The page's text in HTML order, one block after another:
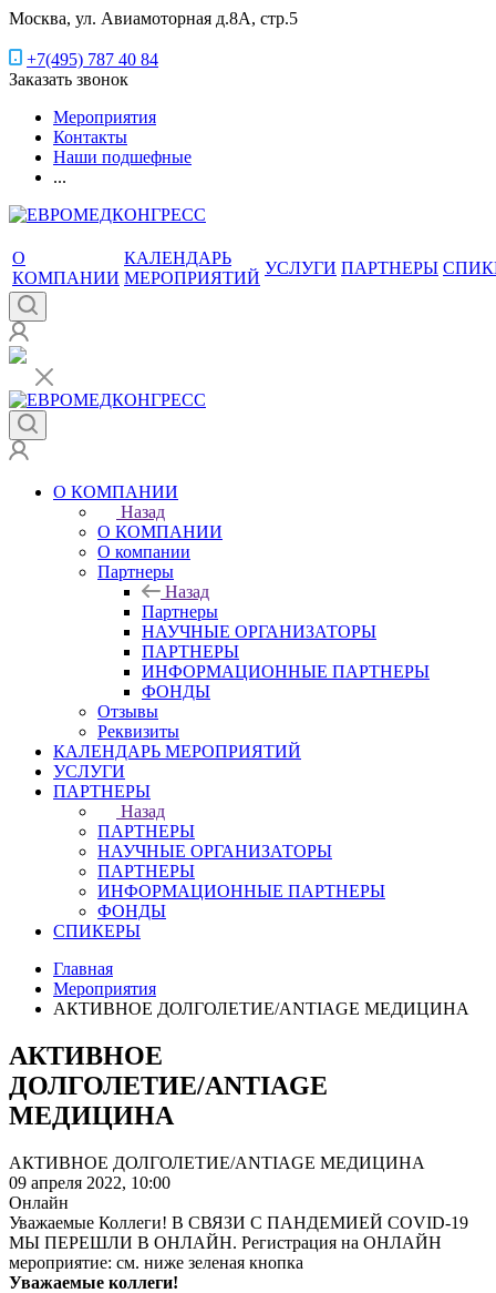
Москва, ул. Авиамоторная д.8А, стр.5
+7(495) 787 40 84
Заказать звонок
Мероприятия
Контакты
Наши подшефные
...
О
КОМПАНИИ
КАЛЕНДАРЬ
МЕРОПРИЯТИЙ
УСЛУГИ ПАРТНЕРЫ
О КОМПАНИИ
Назад
О КОМПАНИИ
О компании
Партнеры
Назад
Партнеры
НАУЧНЫЕ ОРГАНИЗАТОРЫ
ПАРТНЕРЫ
ИНФОРМАЦИОННЫЕ ПАРТНЕРЫ
ФОНДЫ
Отзывы
Реквизиты
КАЛЕНДАРЬ МЕРОПРИЯТИЙ
УСЛУГИ
ПАРТНЕРЫ
Назад
ПАРТНЕРЫ
НАУЧНЫЕ ОРГАНИЗАТОРЫ
ПАРТНЕРЫ
ИНФОРМАЦИОННЫЕ ПАРТНЕРЫ
ФОНДЫ
СПИКЕРЫ
Главная
Мероприятия
АКТИВНОЕ ДОЛГОЛЕТИЕ/ANTIAGE МЕДИЦИНА
АКТИВНОЕ
ДОЛГОЛЕТИЕ/ANTIAGE
МЕДИЦИНА
АКТИВНОЕ ДОЛГОЛЕТИЕ/ANTIAGE МЕДИЦИНА
09 апреля 2022, 10:00
Онлайн
Уважаемые Коллеги! В СВЯЗИ С ПАНДЕМИЕЙ COVID-19
МЫ ПЕРЕШЛИ В ОНЛАЙН. Регистрация на ОНЛАЙН
мероприятие: см. ниже зеленая кнопка
Уважаемые коллеги!